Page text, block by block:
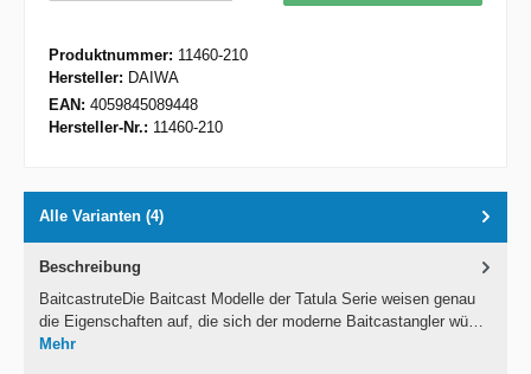
Produktnummer: 11460-210
Hersteller: DAIWA
EAN: 4059845089448
Hersteller-Nr.: 11460-210
Alle Varianten (4)
Beschreibung
BaitcastruteDie Baitcast Modelle der Tatula Serie weisen genau
die Eigenschaften auf, die sich der moderne Baitcastangler wü…
Mehr